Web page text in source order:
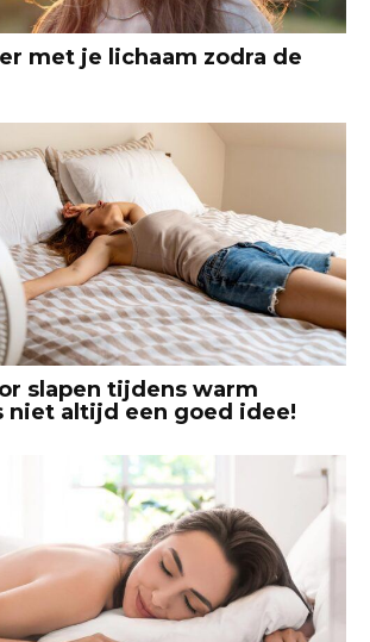
met je lichaam zodra de
slapen tijdens warm
niet altijd een goed idee!